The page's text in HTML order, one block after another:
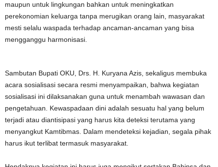
maupun untuk lingkungan bahkan untuk meningkatkan
perekonomian keluarga tanpa merugikan orang lain, masyarakat
mesti selalu waspada terhadap ancaman-ancaman yang bisa
mengganggu harmonisasi.
Sambutan Bupati OKU, Drs. H. Kuryana Azis, sekaligus membuka
acara sosialisasi secara resmi menyampaikan, bahwa kegiatan
sosialisasi ini dilaksanakan guna untuk menambah wawasan dan
pengetahuan. Kewaspadaan dini adalah sesuatu hal yang belum
terjadi atau diantisipasi yang harus kita deteksi terutama yang
menyangkut Kamtibmas. Dalam mendeteksi kejadian, segala pihak
harus ikut terlibat termasuk masyarakat.